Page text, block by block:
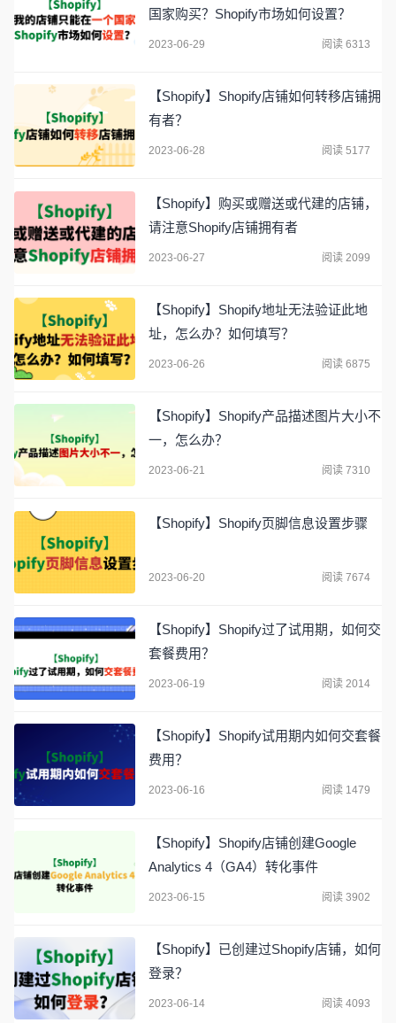
国家购买？Shopify市场如何设置？
2023-06-29 阅读 6313
【Shopify】Shopify店铺如何转移店铺拥
有者？
2023-06-28 阅读 5177
【Shopify】购买或赠送或代建的店铺，
请注意Shopify店铺拥有者
2023-06-27 阅读 2099
【Shopify】Shopify地址无法验证此地
址，怎么办？如何填写？
2023-06-26 阅读 6875
【Shopify】Shopify产品描述图片大小不
一，怎么办？
2023-06-21 阅读 7310
【Shopify】Shopify页脚信息设置步骤
2023-06-20 阅读 7674
【Shopify】Shopify过了试用期，如何交
套餐费用？
2023-06-19 阅读 2014
【Shopify】Shopify试用期内如何交套餐
费用？
2023-06-16 阅读 1479
【Shopify】Shopify店铺创建Google
Analytics 4（GA4）转化事件
2023-06-15 阅读 3902
【Shopify】已创建过Shopify店铺，如何
登录？
2023-06-14 阅读 4093